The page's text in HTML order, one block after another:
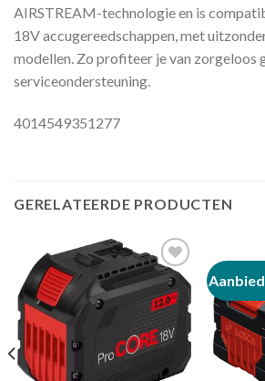
AIRSTREAM-technologie en is
18V accugereedschappen, met
modellen. Zo profiteer je van zorgeloos
serviceondersteuning.
4014549351277
GERELATEERDE PRODUCTEN
Toevoegen
aan
verlanglijst